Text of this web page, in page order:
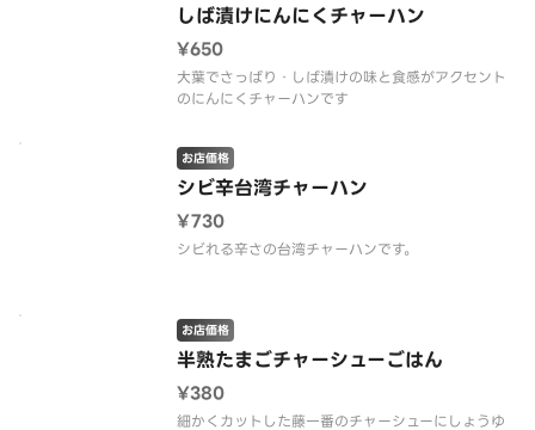
しば漬けにんにくチャーハン
¥650
大葉でさっぱり・しば漬けの味と食感がアクセント
のにんにくチャーハンです
シビ辛台湾チャーハン
お店価格
¥730
シビれる辛さの台湾チャーハンです。
半熟たまごチャーシューごはん
お店価格
¥380
細かくカットした藤一番のチャーシューにしょうゆ